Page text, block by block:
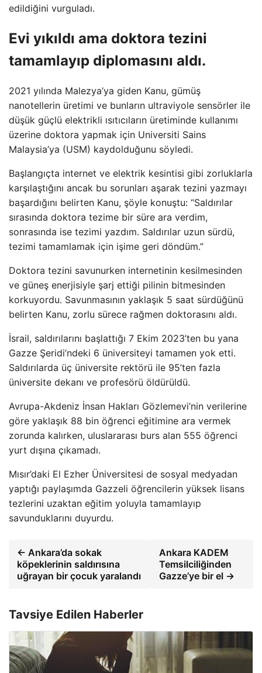
edildiğini vurguladı.
Evi yıkıldı ama doktora tezini
tamamlayıp diplomasını aldı.
2021 yılında Malezya’ya giden Kanu, gümüş
nanotellerin üretimi ve bunların ultraviyole sensörler ile
düşük güçlü elektrikli ısıtıcıların üretiminde kullanımı
üzerine doktora yapmak için Universiti Sains
Malaysia’ya (USM) kaydolduğunu söyledi.
Başlangıçta internet ve elektrik kesintisi gibi zorluklarla
karşılaştığını ancak bu sorunları aşarak tezini yazmayı
başardığını belirten Kanu, şöyle konuştu: “Saldırılar
sırasında doktora tezime bir süre ara verdim,
sonrasında ise tezimi yazdım. Saldırılar uzun sürdü,
tezimi tamamlamak için işime geri döndüm.”
Doktora tezini savunurken internetinin kesilmesinden
ve güneş enerjisiyle şarj ettiği pilinin bitmesinden
korkuyordu. Savunmasının yaklaşık 5 saat sürdüğünü
belirten Kanu, zorlu sürece rağmen doktorasını aldı.
İsrail, saldırılarını başlattığı 7 Ekim 2023’ten bu yana
Gazze Şeridi’ndeki 6 üniversiteyi tamamen yok etti.
Saldırılarda üç üniversite rektörü ile 95’ten fazla
üniversite dekanı ve profesörü öldürüldü.
Avrupa-Akdeniz İnsan Hakları Gözlemevi’nin verilerine
göre yaklaşık 88 bin öğrenci eğitimine ara vermek
zorunda kalırken, uluslararası burs alan 555 öğrenci
yurt dışına çıkamadı.
Mısır’daki El Ezher Üniversitesi de sosyal medyadan
yaptığı paylaşımda Gazzeli öğrencilerin yüksek lisans
tezlerini uzaktan eğitim yoluyla tamamlayıp
savunduklarını duyurdu.
← Ankara’da sokak
köpeklerinin saldırısına
uğrayan bir çocuk yaralandı
Ankara KADEM
Temsilciliğinden
Gazze’ye bir el →
Tavsiye Edilen Haberler